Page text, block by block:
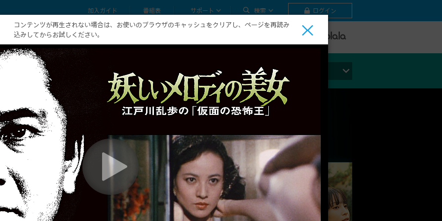
検索
加入ガイド 番組表 サポート ログイン
ライブ
ジャンルから探す
コンテンツが再生されない場合は、お使いのブラウザのキャッシュをクリアし、ページを再読み
込みしてからお試しください。